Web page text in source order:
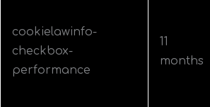
cookielawinfo-
checkbox-
performance
11
months